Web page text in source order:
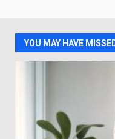
YOU MAY HAVE